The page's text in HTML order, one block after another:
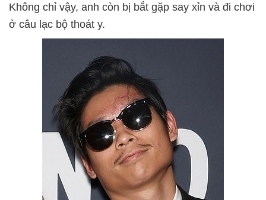
Không chỉ vậy, anh còn bị bắt gặp say xỉn và đi chơi
ở câu lạc bộ thoát y.